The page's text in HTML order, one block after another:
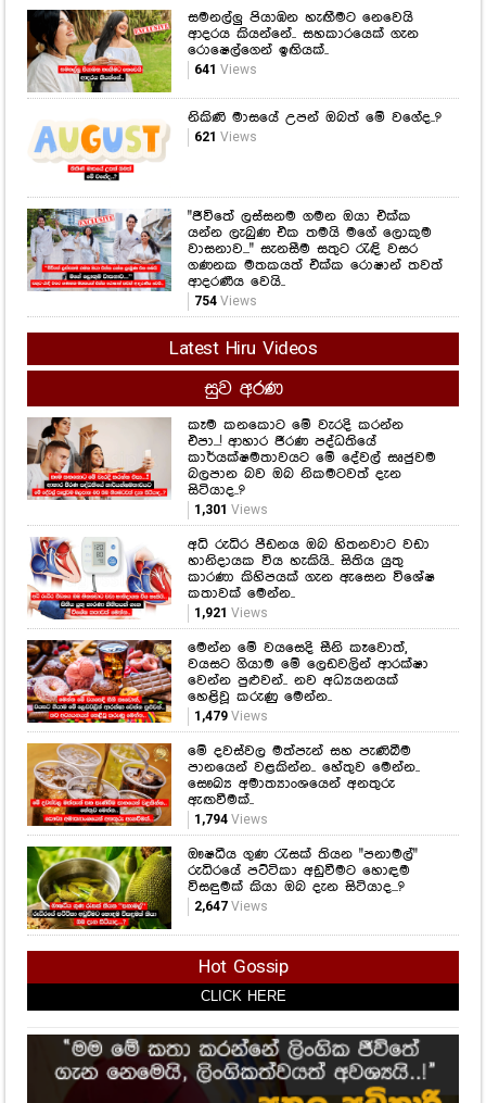
සමනල්ලු පියාඹන හැඟීමට නෙවෙයි
ආදරය කියන්නේ.. සහකාරයෙක් ගැන
රොෂෙල්ගෙන් ඉඟියක්..
641 Views
නිකිණි මාසයේ උපන් ඔබත් මේ වගේද..?
621 Views
"ජීවිතේ ලස්සනම ගමන ඔයා එක්ක
යන්න ලැබුණ එක තමයි මගේ ලොකුම
වාසනාව..." සැනසීම සතුට රැඳි වසර
ගණනක මතකයත් එක්ක රොෂාන් තවත්
ආදරණීය වෙයි..
754Views
Latest Hiru Videos
සුව අරණ
කෑම කනකොට මේ වැරදි කරන්න
එපා...! ආහාර ජීරණ පද්ධතියේ
කාර්යක්ෂමතාවයට මේ දේවල් සෘජුවම
බලපාන බව ඔබ නිකමටවත් දැන
සිටියාද..?
1,301 Views
අධි රුධිර පීඩනය ඔබ හිතනවාට වඩා
හානිදායක විය හැකියි.. සිතිය යුතු
කාරණා කිහිපයක් ගැන ඇසෙන විශේෂ
කතාවක් මෙන්න..
1,921 Views
මෙන්න මේ වයසෙදි සීනි කෑවොත්,
වයසට ගියාම මේ ලෙඩවලින් ආරක්ෂා
වෙන්න පුළුවන්.. නව අධ්‍යයනයක්
හෙළිවූ කරුණු මෙන්න..
1,479Views
මේ දවස්වල මත්පැන් සහ පැණිබීම
පානයෙන් වළකින්න.. හේතුව මෙන්න..
සෞඛ්‍ය අමාත්‍යාංශයෙන් අනතුරු
ඇඟවීමක්..
1,794Views
ඖෂධීය ගුණ රැසක් තියන "පනාමල්"
රුධිරයේ පට්ටිකා අඩුවීමට හොඳම
විසඳුමක් කියා ඔබ දැන සිටියාද...?
2,647Views
Hot Gossip
CLICK HERE